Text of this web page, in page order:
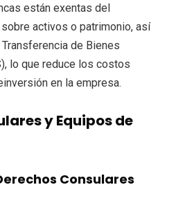
están exentas del
activos o patrimonio, así
de Bienes
lo que reduce los costos
en la empresa.
y Equipos de
Consulares